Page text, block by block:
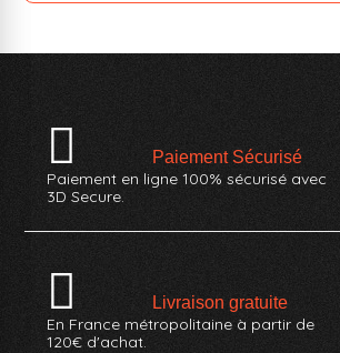
Paiement Sécurisé
Paiement en ligne 100% sécurisé avec
3D Secure.
Livraison gratuite
En France métropolitaine à partir de
120€ d'achat.